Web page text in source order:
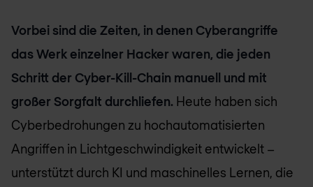
Vorbei sind die Zeiten, in denen Cyberangriffe
das Werk einzelner Hacker waren, die jeden
Schritt der Cyber-Kill-Chain manuell und mit
großer Sorgfalt durchliefen. Heute haben sich
Cyberbedrohungen zu hochautomatisierten
Angriffen in Lichtgeschwindigkeit entwickelt –
unterstützt durch KI und maschinelles Lernen, die